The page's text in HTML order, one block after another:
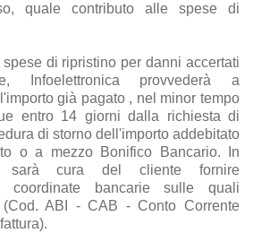
quale contributo alle spese di
di ripristino per danni accertati
Infoelettronica provvederà a
già pagato , nel minor tempo
entro 14 giorni dalla richiesta di
di storno dell'importo addebitato
o a mezzo Bonifico Bancario. In
sarà cura del cliente fornire
coordinate bancarie sulle quali
ABI - CAB - Conto Corrente